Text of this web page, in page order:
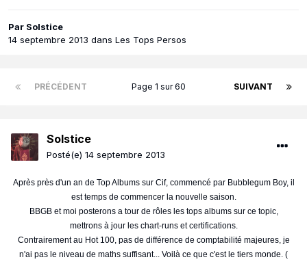
Par Solstice
14 septembre 2013 dans Les Tops Persos
PRÉCÉDENT SUIVANT
Page 1 sur 60
Solstice
Posté(e) 14 septembre 2013
Après près d'un an de Top Albums sur Cif, commencé par Bubblegum Boy, il
est temps de commencer la nouvelle saison.
BBGB et moi posterons a tour de rôles les tops albums sur ce topic,
mettrons à jour les chart-runs et certifications.
Contrairement au Hot 100, pas de différence de comptabilité majeures, je
n'ai pas le niveau de maths suffisant... Voilà ce que c'est le tiers monde. (